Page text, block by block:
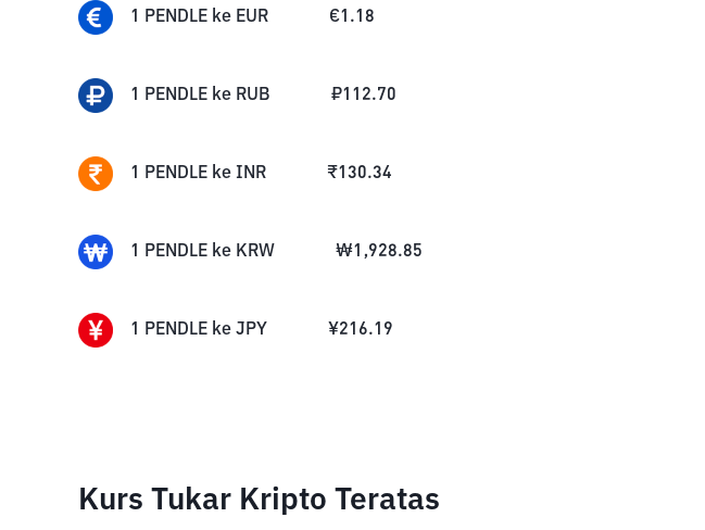
1 PENDLE ke EUR €1.18
1 PENDLE ke RUB ₽112.70
1 PENDLE ke INR ₹130.34
1 PENDLE ke KRW ₩1,928.85
1 PENDLE ke JPY ¥216.19
Kurs Tukar Kripto Teratas